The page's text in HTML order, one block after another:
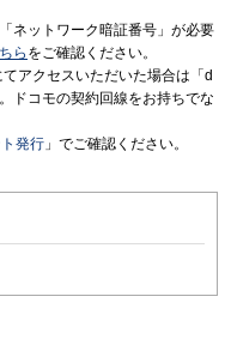
ネットワーク暗証番号」が必要
ら をご確認ください。
アクセスいただいた場合は「d
ドコモの契約回線をお持ちでな
発行 」でご確認ください。